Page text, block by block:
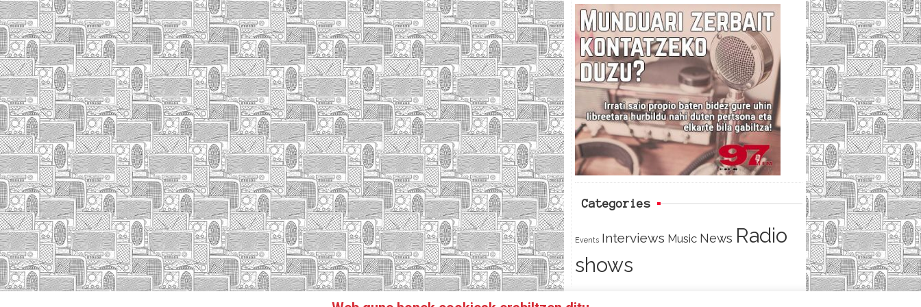
c
e
b
o
o
i
t
t
e
r
e
d
Categories
Events Interviews Music News Radio
shows